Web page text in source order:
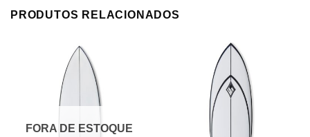
PRODUTOS RELACIONADOS
FORA DE ESTOQUE